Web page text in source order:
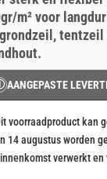
m² voor
tentzeil
AANGEPASTE
voorraadproduct kan
14 augustus worden
verwerkt en